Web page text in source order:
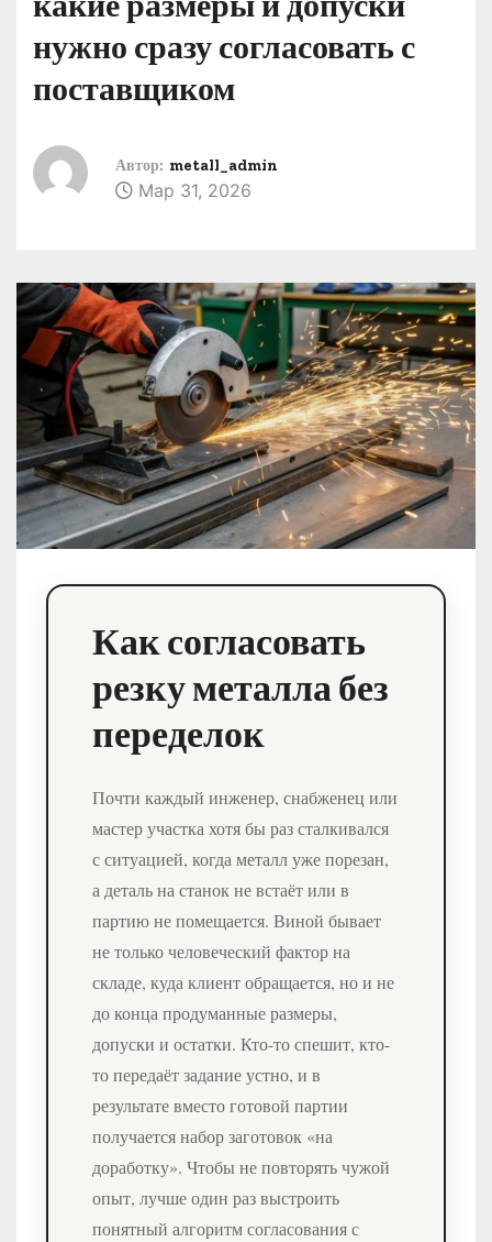
нужно сразу согласовать с
поставщиком
Автор: metall_admin
Мар 31, 2026
Как согласовать
резку металла без
переделок
Почти каждый инженер, снабженец или
мастер участка хотя бы раз сталкивался
с ситуацией, когда металл уже порезан,
а деталь на станок не встаёт или в
партию не помещается. Виной бывает
не только человеческий фактор на
складе, куда клиент обращается, но и не
до конца продуманные размеры,
допуски и остатки. Кто-то спешит, кто-
то передаёт задание устно, и в
результате вместо готовой партии
получается набор заготовок «на
доработку». Чтобы не повторять чужой
опыт, лучше один раз выстроить
понятный алгоритм согласования с